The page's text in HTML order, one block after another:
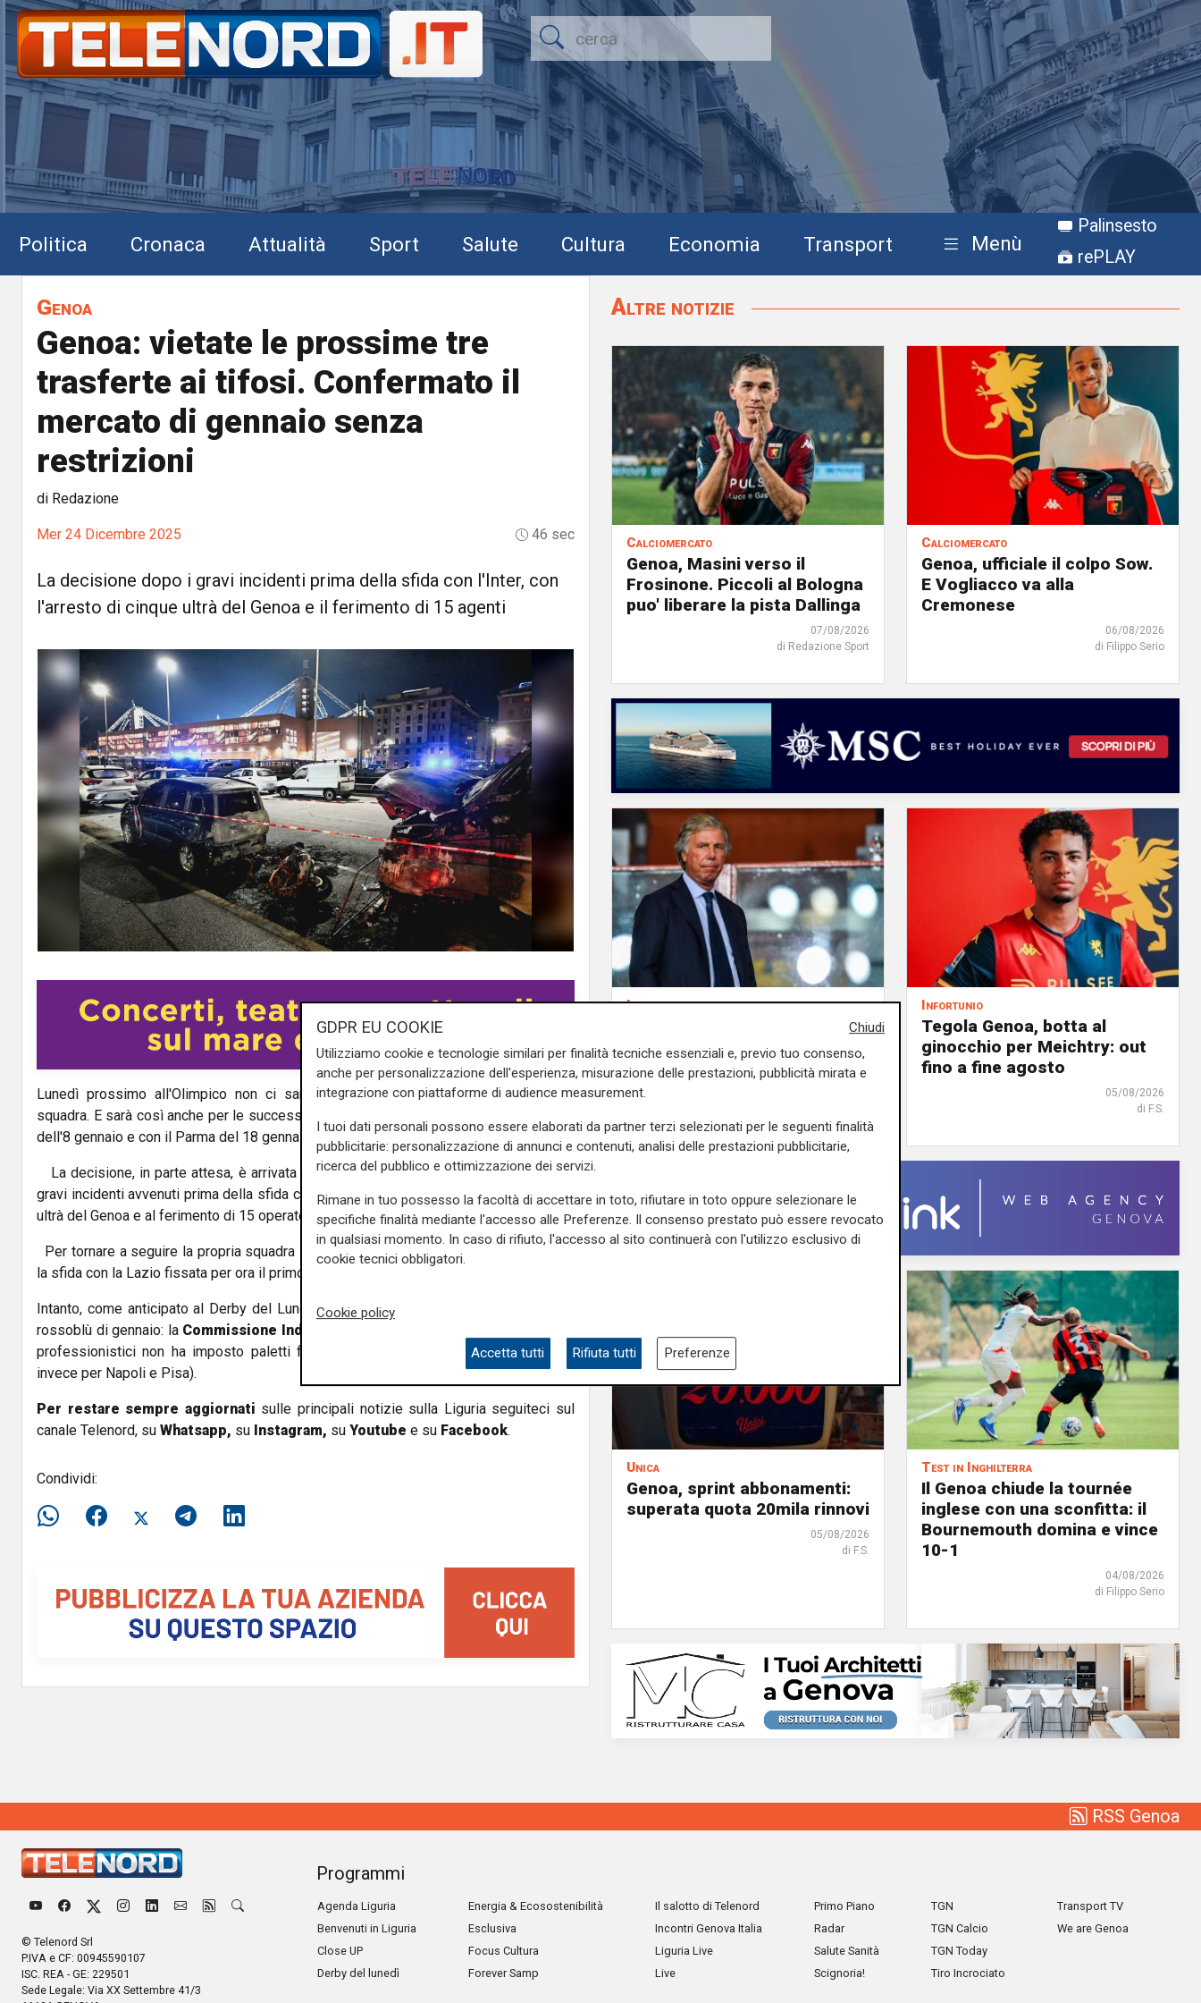
Politica Cronaca Attualità Sport Salute Cultura Economia Transport Menù
Palinsesto
rePLAY
Genoa
Genoa: vietate le prossime tre
trasferte ai tifosi. Confermato il
mercato di gennaio senza
restrizioni
di Redazione
Mer 24 Dicembre 2025 46 sec
La decisione dopo i gravi incidenti prima della sfida con l'Inter, con
l'arresto di cinque ultrà del Genoa e il ferimento di 15 agenti
Lunedì prossimo all'Olimpico non ci sarannotifosi del Genoaal seguito della
squadra. E sarà così anche per le successive sfide lontano dal Ferraris contro il Milan
dell'8 gennaio e con il Parma del 18 gennaio 2026.
La decisione, in parte attesa, è arrivata ufficialmente oggi ed è la conseguenza dei
gravi incidenti avvenuti prima della sfida con l'Inter che ha portato all'arresto di cinque
ultrà del Genoa e al ferimento di 15 operatori delle forze dell'ordine..
Per tornare a seguire la propria squadra i tifosi rossoblù dovranno attendere dunque
la sfida con la Lazio fissata per ora il primo febbraio prossimo.
Intanto, come anticipato al Derby del Lunedì da Gessi Adamoli, via libera al mercato
rossoblù di gennaio: la Commissione Indipendente
professionistici non ha imposto paletti finanziari alla società rossoblù (confermati
invece per Napoli e Pisa).
Per restare sempre aggiornati sulle principali notizie sulla Liguria seguiteci sul
canale Telenord, su Whatsapp, su Instagram, su Youtube e su Facebook.
Condividi:
Altre notizie
Calciomercato
Genoa, Masini verso il
Frosinone. Piccoli al Bologna
puo' liberare la pista Dallinga
07/08/2026
di Redazione Sport
Calciomercato
Genoa, ufficiale il colpo Sow.
E Vogliacco va alla
Cremonese
06/08/2026
di Filippo Serio
La sentenza
Contesa Preziosi - Genoa, il
Tribunale di Milano dà
ragione all'ex patron rossoblù
Infortunio
Tegola Genoa, botta al
ginocchio per Meichtry: out
fino a fine agosto
05/08/2026
di F.S.
Unica
Genoa, sprint abbonamenti:
superata quota 20mila rinnovi
05/08/2026
di F.S.
Test in Inghilterra
Il Genoa chiude la tournée
inglese con una sconfitta: il
Bournemouth domina e vince
10-1
04/08/2026
di Filippo Serio
RSS Genoa
© Telenord Srl
P.IVA e CF: 00945590107
ISC. REA - GE: 229501
Sede Legale: Via XX Settembre 41/3
Programmi
Agenda Liguria
Benvenuti in Liguria
Close UP
Derby del lunedì
Energia & Ecosostenibilità
Esclusiva
Focus Cultura
Forever Samp
Il salotto di Telenord
Incontri Genova Italia
Liguria Live
Live
Primo Piano
Radar
Salute Sanità
Scignoria!
TGN
TGN Calcio
TGN Today
Tiro Incrociato
Transport TV
We are Genoa
Chiudi
GDPR EU COOKIE
Utilizziamo cookie e tecnologie similari per finalità tecniche essenziali e, previo tuo consenso,
anche per personalizzazione dell'esperienza, misurazione delle prestazioni, pubblicità mirata e
integrazione con piattaforme di audience measurement.
I tuoi dati personali possono essere elaborati da partner terzi selezionati per le seguenti finalità
pubblicitarie: personalizzazione di annunci e contenuti, analisi delle prestazioni pubblicitarie,
ricerca del pubblico e ottimizzazione dei servizi.
Rimane in tuo possesso la facoltà di accettare in toto, rifiutare in toto oppure selezionare le
specifiche finalità mediante l'accesso alle Preferenze. Il consenso prestato può essere revocato
in qualsiasi momento. In caso di rifiuto, l'accesso al sito continuerà con l'utilizzo esclusivo di
cookie tecnici obbligatori.
Cookie policy
Accetta tutti Rifiuta tutti Preferenze